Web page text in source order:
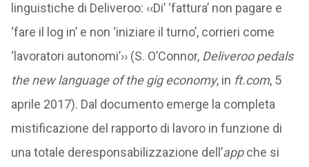
linguistiche di Deliveroo: ‹‹Di’ ‘fattura’ non pagare e
‘fare il log in’ e non ‘iniziare il turno’, corrieri come
‘lavoratori autonomi’›› (S. O’Connor, Deliveroo pedals
the new language of the gig economy, in ft.com, 5
aprile 2017). Dal documento emerge la completa
mistificazione del rapporto di lavoro in funzione di
una totale deresponsabilizzazione dell’appche si